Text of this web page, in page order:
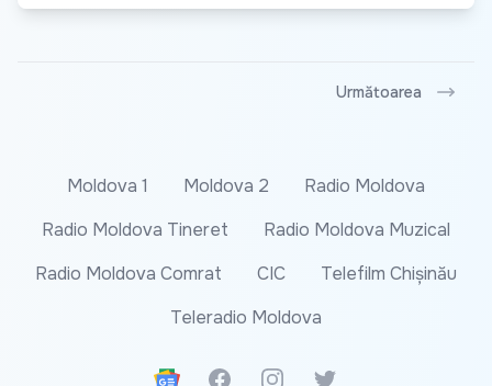
Următoarea
Moldova 1 Moldova 2
Radio Moldova
Radio Moldova Tineret
Radio Moldova Muzical
Radio Moldova Comrat
CIC
Telefilm Chișinău
Teleradio Moldova
Google News
FacebookInstagramTwitter